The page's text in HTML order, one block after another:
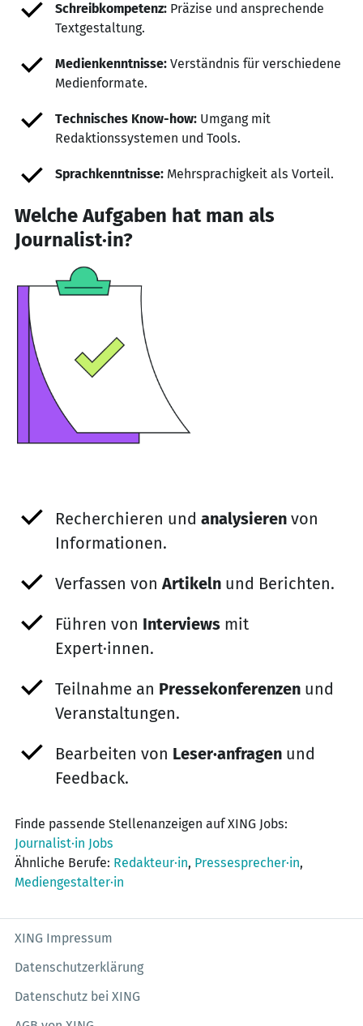
Schreibkompetenz: Präzise und ansprechende
Textgestaltung.
Medienkenntnisse: Verständnis für verschiedene
Medienformate.
Technisches Know-how: Umgang mit
Redaktionssystemen und Tools.
Sprachkenntnisse: Mehrsprachigkeit als Vorteil.
Welche Aufgaben hat man als
Journalist·in?
Recherchieren und analysieren von
Informationen.
Verfassen von Artikeln und Berichten.
Führen von Interviews mit
Expert·innen.
Teilnahme an Pressekonferenzen und
Veranstaltungen.
Bearbeiten von Leser·anfragen und
Feedback.
Finde passende Stellenanzeigen auf XING Jobs:
Journalist·in Jobs
Ähnliche Berufe: Redakteur·in, Pressesprecher·in,
Mediengestalter·in
XING Impressum
Datenschutzerklärung
Datenschutz bei XING